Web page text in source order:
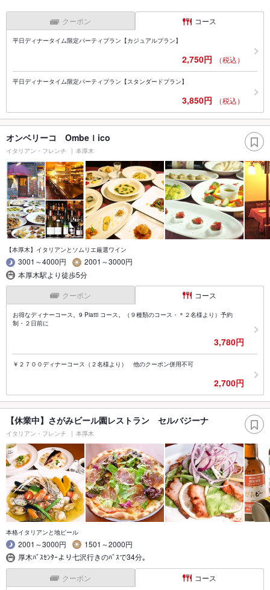
クーポン コース
平日ディナータイム限定パーティプラン【カジュアルプラン】
2,750円 （税込）
平日ディナータイム限定パーティプラン【スタンダードプラン】
3,850円 （税込）
オンベリーコ Ombeｌico
イタリアン・フレンチ 本厚木
【本厚木】イタリアンとソムリエ厳選ワイン
3001～4000円
2001～3000円
本厚木駅より徒歩5分
クーポン コース
お得なディナーコース。9 Piatti コース。（９種類のコース・＊２名様より）予約
制・２日前に
3,780円
￥２７００ディナーコース（２名様より） 他のクーポン併用不可
2,700円
【休業中】さがみビール園レストラン セルバジーナ
イタリアン・フレンチ 本厚木
本格イタリアンと地ビール
2001～3000円
1501～2000円
厚木ﾊﾞｽｾﾝﾀｰより七沢行きのﾊﾞｽで34分｡
クーポン コース